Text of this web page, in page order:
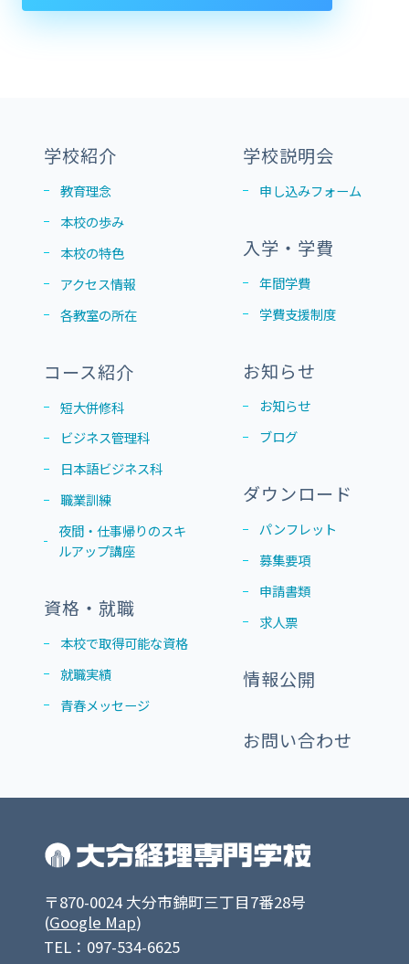
学校紹介
教育理念
本校の歩み
本校の特色
アクセス情報
各教室の所在
コース紹介
短大併修科
ビジネス管理科
日本語ビジネス科
職業訓練
夜間・仕事帰りのスキ
ルアップ講座
資格・就職
本校で取得可能な資格
就職実績
青春メッセージ
学校説明会
申し込みフォーム
入学・学費
年間学費
学費支援制度
お知らせ
お知らせ
ブログ
ダウンロード
パンフレット
募集要項
申請書類
求人票
情報公開
お問い合わせ
〒870-0024 大分市錦町三丁目7番28号
(Google Map)
TEL：097-534-6625